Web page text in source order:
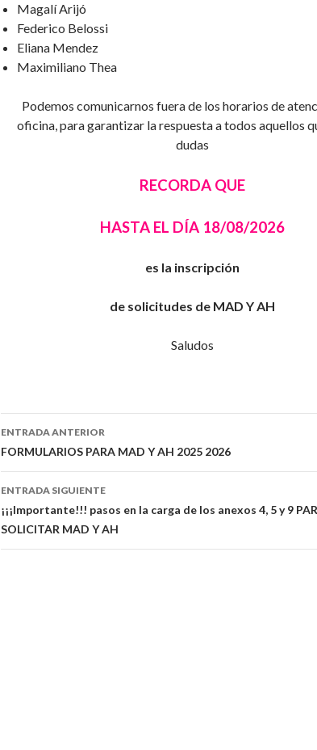
Magalí Arijó
Federico Belossi
Eliana Mendez
Maximiliano Thea
Podemos comunicarnos fuera de los horarios de
oficina, para garantizar la respuesta a todos aquellos
dudas
RECORDA QUE
HASTA EL DÍA 18/08/2026
es la inscripción
de solicitudes de MAD Y AH
Saludos
Navegación
de
entradas
ENTRADA ANTERIOR
FORMULARIOS PARA MAD Y AH 2025 2026
ENTRADA SIGUIENTE
¡¡¡Importante!!! pasos en la carga de los anexos 4, 5 y 9
SOLICITAR MAD Y AH